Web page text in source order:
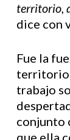
territorio,
dice con
Fue la
territorio
trabajo
conjunto
que ella